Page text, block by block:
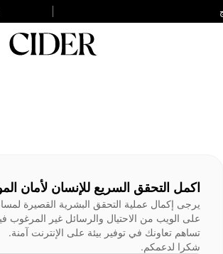
اكمل التحقق السريع للإنسان لأمان
يرجى إكمال عملية التحقق البشرية القصيرة
على الويب من الاحتيال والرسائل غير المرغوب
تساهم تعاونك في توفير بيئة على الإنترنت آمنة.
شكرا لدعمكم.